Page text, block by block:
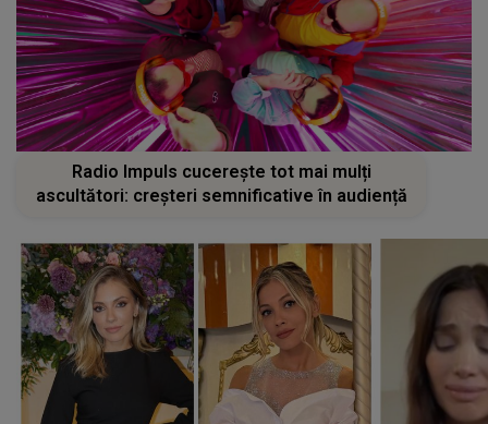
Radio Impuls cucerește tot mai mulți
ascultători: creșteri semnificative în audiență